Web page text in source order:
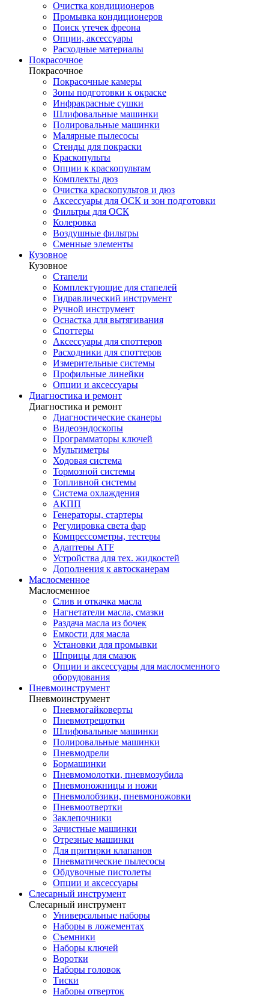
Очистка кондиционеров
Промывка кондиционеров
Поиск утечек фреона
Опции, аксессуары
Расходные материалы
Покрасочное
Покрасочное
Покрасочные камеры
Зоны подготовки к окраске
Инфракрасные сушки
Шлифовальные машинки
Полировальные машинки
Малярные пылесосы
Стенды для покраски
Краскопульты
Опции к краскопультам
Комплекты дюз
Очистка краскопультов и дюз
Аксессуары для ОСК и зон подготовки
Фильтры для ОСК
Колеровка
Воздушные фильтры
Сменные элементы
Кузовное
Кузовное
Стапели
Комплектующие для стапелей
Гидравлический инструмент
Ручной инструмент
Оснастка для вытягивания
Споттеры
Аксессуары для споттеров
Расходники для споттеров
Измерительные системы
Профильные линейки
Опции и аксессуары
Диагностика и ремонт
Диагностика и ремонт
Диагностические сканеры
Видеоэндоскопы
Программаторы ключей
Мультиметры
Ходовая система
Тормозной системы
Топливной системы
Система охлаждения
АКПП
Генераторы, стартеры
Регулировка света фар
Компрессометры, тестеры
Адаптеры ATF
Устройства для тех. жидкостей
Дополнения к автосканерам
Маслосменное
Маслосменное
Слив и откачка масла
Нагнетатели масла, смазки
Раздача масла из бочек
Емкости для масла
Установки для промывки
Шприцы для смазок
Опции и аксессуары для маслосменного
оборудования
Пневмоинструмент
Пневмоинструмент
Пневмогайковерты
Пневмотрещотки
Шлифовальные машинки
Полировальные машинки
Пневмодрели
Бормашинки
Пневмомолотки, пневмозубила
Пневмоножницы и ножи
Пневмолобзики, пневмоножовки
Пневмоотвертки
Заклепочники
Зачистные машинки
Отрезные машинки
Для притирки клапанов
Пневматические пылесосы
Обдувочные пистолеты
Опции и аксессуары
Слесарный инструмент
Слесарный инструмент
Универсальные наборы
Наборы в ложементах
Съемники
Наборы ключей
Воротки
Наборы головок
Тиски
Наборы отверток